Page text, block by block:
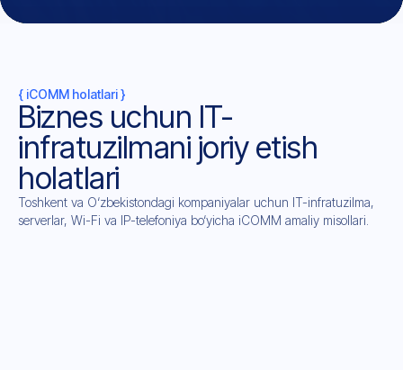
{ iCOMM holatlari }
Biznes uchun IT-
infratuzilmani joriy etish
holatlari
Toshkent va O‘zbekistondagi kompaniyalar uchun IT-infratuzilma,
serverlar, Wi-Fi va IP-telefoniya bo‘yicha iCOMM amaliy misollari.